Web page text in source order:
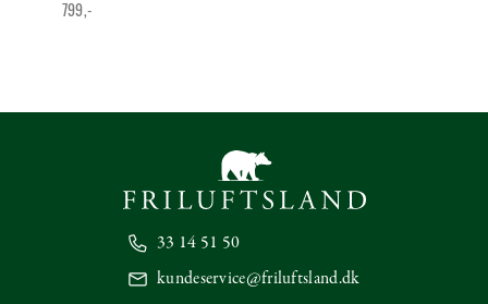
799,-
33 14 51 50
kundeservice@friluftsland.dk